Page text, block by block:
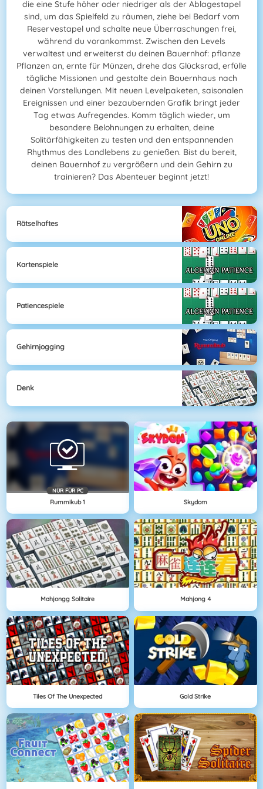
die eine Stufe höher oder niedriger als der Ablagestapel
sind, um das Spielfeld zu räumen, ziehe bei Bedarf vom
Reservestapel und schalte neue Überraschungen frei,
während du vorankommst. Zwischen den Levels
verwaltest und erweiterst du deinen Bauernhof: pflanze
Pflanzen an, ernte für Münzen, drehe das Glücksrad, erfülle
tägliche Missionen und gestalte dein Bauernhaus nach
deinen Vorstellungen. Mit neuen Levelpaketen, saisonalen
Ereignissen und einer bezaubernden Grafik bringt jeder
Tag etwas Aufregendes. Komm täglich wieder, um
besondere Belohnungen zu erhalten, deine
Solitärfähigkeiten zu testen und den entspannenden
Rhythmus des Landlebens zu genießen. Bist du bereit,
deinen Bauernhof zu vergrößern und dein Gehirn zu
trainieren? Das Abenteuer beginnt jetzt!
Rätselhaftes
Kartenspiele
Patiencespiele
Gehirnjogging
Denk
NÜR FÜR PC
Rummikub 1 Skydom
Mahjongg Solitaire Mahjong 4
Tiles Of The Unexpected Gold Strike